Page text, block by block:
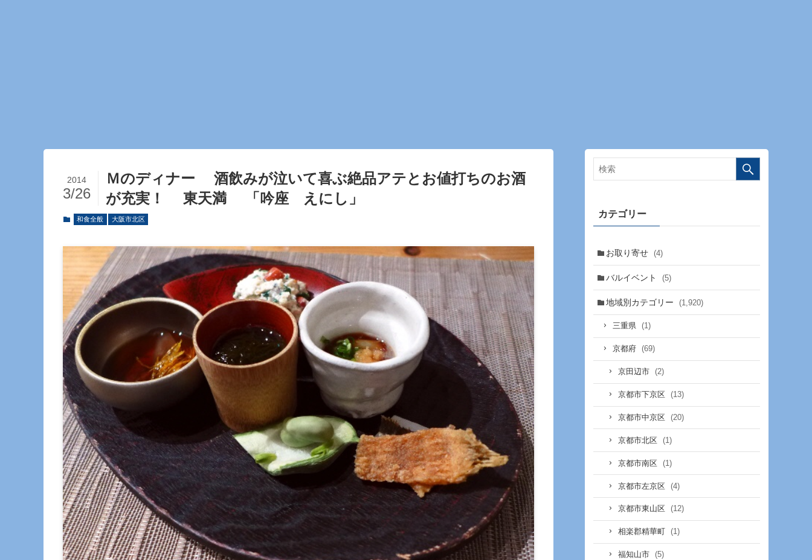
Ｍのディナー 酒飲みが泣いて喜ぶ絶品アテとお値打ちのお酒
が充実！ 東天満 「吟座 えにし」
2014
3/26
和食全般 大阪市北区 カテゴリー
お取り寄せ (4)
バルイベント (5)
地域別カテゴリー (1,920)
三重県 (1)
京都府 (69)
京田辺市 (2)
京都市下京区 (13)
京都市中京区 (20)
京都市北区 (1)
京都市南区 (1)
京都市左京区 (4)
京都市東山区 (12)
相楽郡精華町 (1)
福知山市 (5)